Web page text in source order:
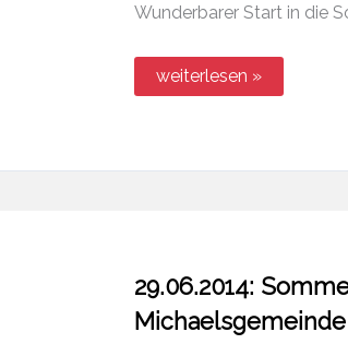
Wunderbarer Start in die
16.07.2014:
Gartenfest
weiterlesen »
29.06.2014:
Michaelsgemeinde